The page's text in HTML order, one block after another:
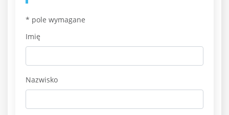
* pole wymagane
Imię
Nazwisko